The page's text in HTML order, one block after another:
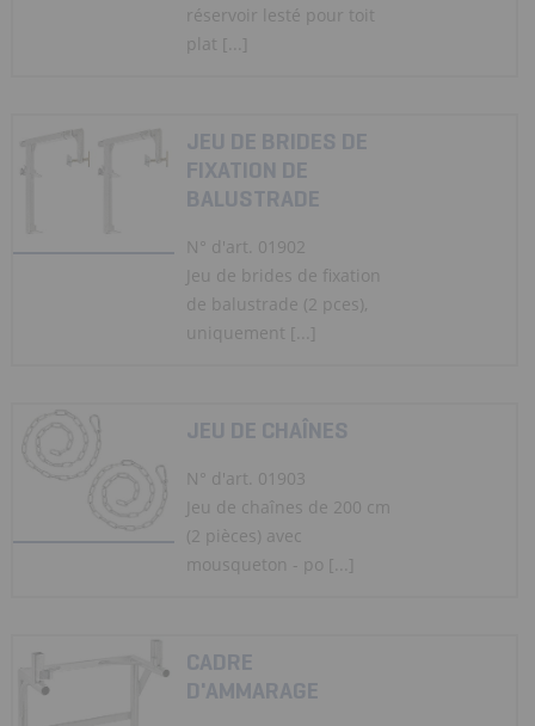
réservoir lesté pour toit
plat [...]
JEU DE BRIDES DE
FIXATION DE
BALUSTRADE
N° d'art. 01902
Jeu de brides de fixation
de balustrade (2 pces),
uniquement [...]
JEU DE CHAÎNES
N° d'art. 01903
Jeu de chaînes de 200 cm
(2 pièces) avec
mousqueton - po [...]
CADRE
D'AMMARAGE